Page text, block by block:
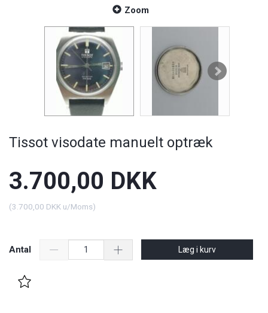
Zoom
Tissot visodate manuelt optræk
3.700,00 DKK
(3.700,00 DKK u/Moms)
Antal Læg i kurv